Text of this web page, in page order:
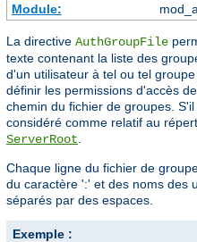
Module:
La directive AuthGroupFile
texte contenant la liste des
d'un utilisateur à tel ou tel
définir les permissions d'accès
chemin du fichier de groupes.
considéré comme relatif au
ServerRoot
Chaque ligne du fichier de
du caractère ':' et des noms des
séparés par des espaces.
Exemple :